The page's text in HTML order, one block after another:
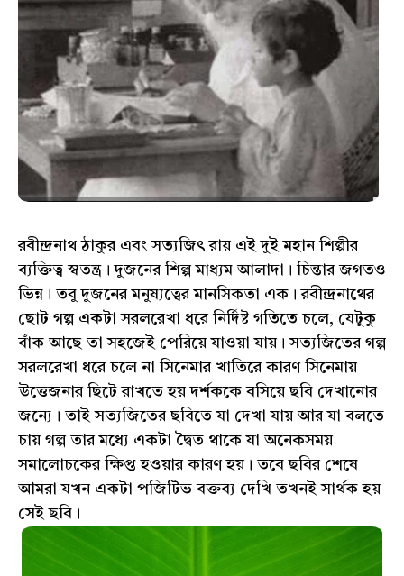
রবীন্দ্রনাথ ঠাকুর এবং সত্যজিৎ রায় এই দুই মহান শিল্পীর
ব্যক্তিত্ব স্বতন্ত্র। দুজনের শিল্প মাধ্যম আলাদা। চিন্তার জগতও
ভিন্ন। তবু দুজনের মনুষ্যত্বের মানসিকতা এক। রবীন্দ্রনাথের
ছোট গল্প একটা সরলরেখা ধরে নির্দিষ্ট গতিতে চলে, যেটুকু
বাঁক আছে তা সহজেই পেরিয়ে যাওয়া যায়। সত্যজিতের গল্প
সরলরেখা ধরে চলে না সিনেমার খাতিরে কারণ সিনেমায়
উত্তেজনার ছিটে রাখতে হয় দর্শককে বসিয়ে ছবি দেখানোর
জন্যে। তাই সত্যজিতের ছবিতে যা দেখা যায় আর যা বলতে
চায় গল্প তার মধ্যে একটা দ্বৈত থাকে যা অনেকসময়
সমালোচকের ক্ষিপ্ত হওয়ার কারণ হয়। তবে ছবির শেষে
আমরা যখন একটা পজিটিভ বক্তব্য দেখি তখনই সার্থক হয়
সেই ছবি।